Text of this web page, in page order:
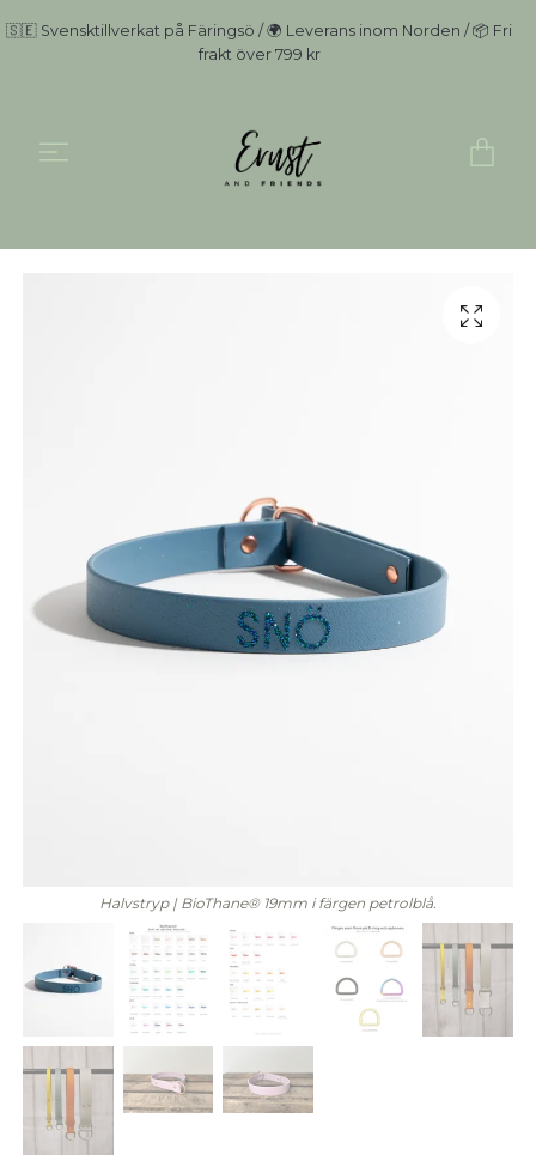
🇸🇪 Svensktillverkat på Färingsö / 🌍 Leverans inom Norden / 📦 Fri
frakt över 799 kr
Halvstryp | BioThane® 19mm i färgen petrolblå.